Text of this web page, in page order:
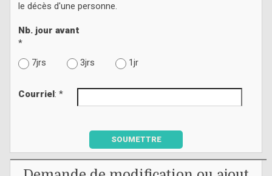
le décès d'une personne.
Nb. jour avant
*
7jrs
3jrs 1jr
Courriel: *
SOUMETTRE